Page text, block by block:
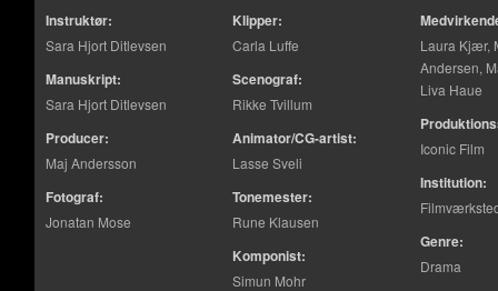
Instruktør:
Sara Hjort Ditlevsen
Manuskript:
Sara Hjort Ditlevsen
Producer:
Maj Andersson
Fotograf:
Jonatan Mose
Klipper:
Carla Luffe
Scenograf:
Rikke Tvillum
Animator/CG-artist:
Lasse Sveli
Tonemester:
Rune Klausen
Komponist:
Simun Mohr
Laura Kjær,
Andersen,
Liva Haue
Iconic Film
Institution:
Genre:
Drama